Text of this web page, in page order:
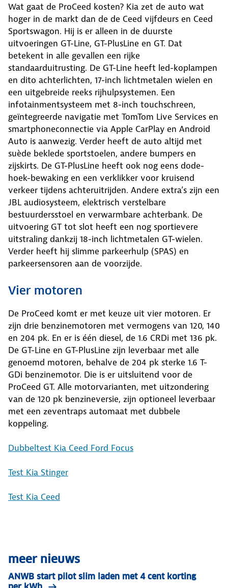
Wat gaat de ProCeed kosten? Kia zet de auto wat
hoger in de markt dan de de Ceed vijfdeurs en Ceed
Sportswagon. Hij is er alleen in de duurste
uitvoeringen GT-Line, GT-PlusLine en GT. Dat
betekent in alle gevallen een rijke
standaarduitrusting. De GT-Line heeft led-koplampen
en dito achterlichten, 17-inch lichtmetalen wielen en
een uitgebreide reeks rijhulpsystemen. Een
infotainmentsysteem met 8-inch touchschreen,
geïntegreerde navigatie met TomTom Live Services en
smartphoneconnectie via Apple CarPlay en Android
Auto is aanwezig. Verder heeft de auto altijd met
suède beklede sportstoelen, andere bumpers en
zijskirts. De GT-PlusLine heeft ook nog eens dode-
hoek-bewaking en een verklikker voor kruisend
verkeer tijdens achteruitrijden. Andere extra’s zijn een
JBL audiosysteem, elektrisch verstelbare
bestuurdersstoel en verwarmbare achterbank. De
uitvoering GT tot slot heeft een nog sportievere
uitstraling dankzij 18-inch lichtmetalen GT-wielen.
Verder heeft hij slimme parkeerhulp (SPAS) en
parkeersensoren aan de voorzijde.
Vier motoren
De ProCeed komt er met keuze uit vier motoren. Er
zijn drie benzinemotoren met vermogens van 120, 140
en 204 pk. En er is één diesel, de 1.6 CRDi met 136 pk.
De GT-Line en GT-PlusLine zijn leverbaar met alle
genoemd motoren, behalve de 204 pk sterke 1.6 T-
GDi benzinemotor. Die is er uitsluitend voor de
ProCeed GT. Alle motorvarianten, met uitzondering
van de 120 pk benzineversie, zijn optioneel leverbaar
met een zeventraps automaat met dubbele
koppeling.
Dubbeltest Kia Ceed Ford Focus
Test Kia Stinger
Test Kia Ceed
meer nieuws
ANWB start pilot slim laden met 4 cent korting